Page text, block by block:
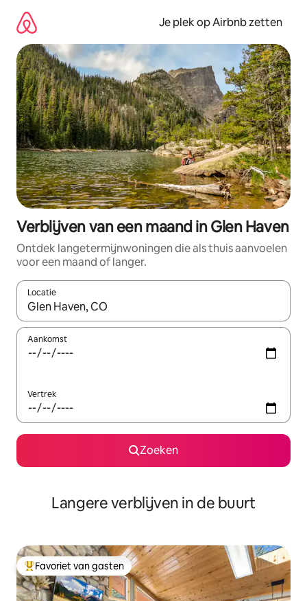
direct
naar
inhoud
Je plek op Airbnb zetten
Verblijven van een maand in Glen Haven
Ontdek langetermijnwoningen die als thuis aanvoelen
voor een maand of langer.
Locatie
Wanneer er resultaten beschikbaar zijn, maak je een keuze
Aankomst
Vertrek
Zoeken
Langere verblijven in de buurt
Topfavoriet van gasten
Favoriet van gasten